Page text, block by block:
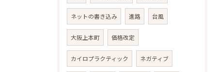
ネットの書き込み 進路 台風
大阪上本町 価格改定
カイロプラクティック ネガティブ